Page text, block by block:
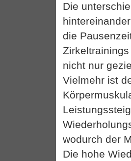
Die
die
nicht nur
Vielmehr ist
wodurch der
Die hohe